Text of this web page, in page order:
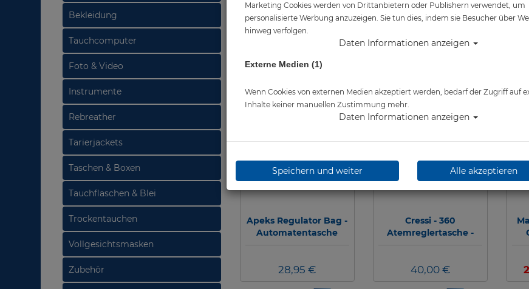
Bekleidung
Tauchcomputer
Foto & Video
Instrumente
Rebreather
Tarierjackets
Taschen & Boxen
Tauchflaschen & Blei
Trockentauchen
Vollgesichtsmasken
Zubehör
Apeks Regulator Bag -
Automatentasche
28,95 €
Cressi - 360
Atemreglertasche -
schwarz/rot
40,00 €
Marketing Cookies werden von Drittanbietern oder Publishern verwendet, um
personalisierte Werbung anzuzeigen. Sie tun dies, indem sie Besucher über
hinweg verfolgen.
Daten Informationen anzeigen
Externe Medien (1)
Wenn Cookies von externen Medien akzeptiert werden, bedarf der Zugriff auf
Inhalte keiner manuellen Zustimmung mehr.
Daten Informationen anzeigen
Speichern und weiter Alle akzeptieren